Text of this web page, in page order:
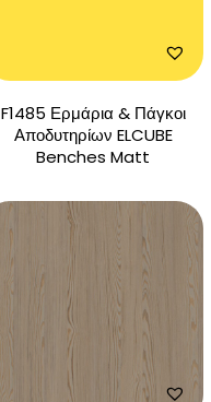
F1485 Ερμάρια & Πάγκοι
Αποδυτηρίων ELCUBE
Benches Matt